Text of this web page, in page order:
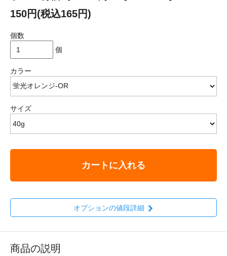
150円(税込165円)
個数
個
カラー
サイズ
カートに入れる
オプションの値段詳細
商品の説明